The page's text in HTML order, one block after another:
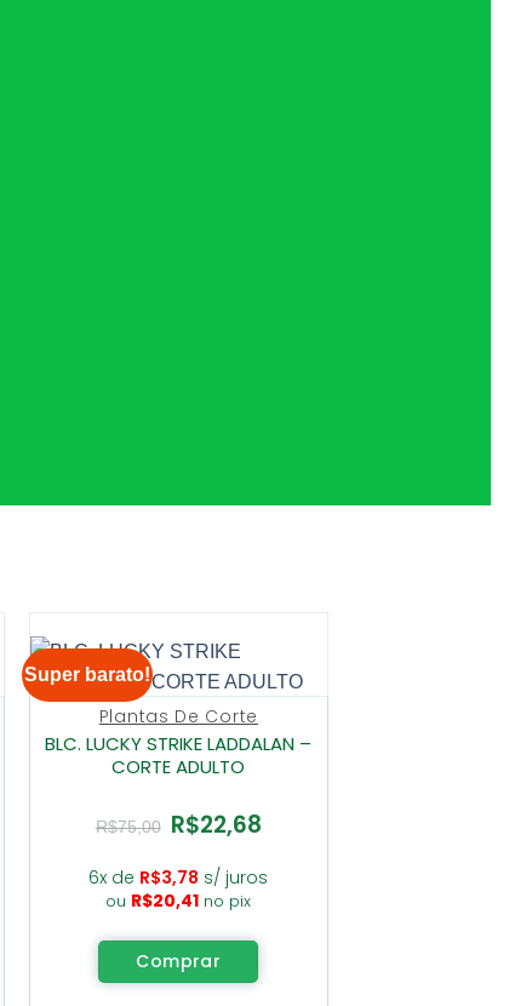
Super barato!
Plantas De Corte
BLC. LUCKY STRIKE LADDALAN –
CORTE ADULTO
R$75,00 O
preço
era:
R$75,00.
R$22,68
é:
R$22,68.
6x de R$3,78 s/ juros
ou R$20,41 no pix
Comprar